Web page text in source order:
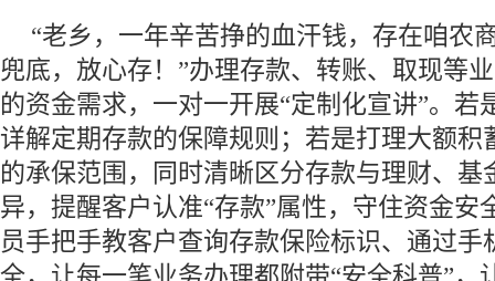
“老乡，一年辛苦挣的血汗钱，存在咱农
兜底，放心存！”办理存款、转账、取现等
的资金需求，一对一开展“定制化宣讲”。若
详解定期存款的保障规则；若是打理大额积
的承保范围，同时清晰区分存款与理财、基
异，提醒客户认准“存款”属性，守住资金安
员手把手教客户查询存款保险标识、通过手